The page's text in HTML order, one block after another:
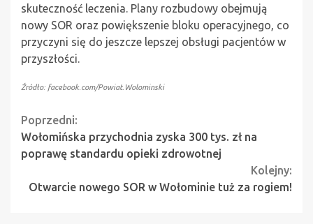
skuteczność leczenia. Plany rozbudowy obejmują
nowy SOR oraz powiększenie bloku operacyjnego, co
przyczyni się do jeszcze lepszej obsługi pacjentów w
przyszłości.
Źródło: facebook.com/Powiat.Wolominski
Continue
Reading
Poprzedni:
Wołomińska przychodnia zyska 300 tys. zł na
poprawę standardu opieki zdrowotnej
Kolejny:
Otwarcie nowego SOR w Wołominie tuż za rogiem!